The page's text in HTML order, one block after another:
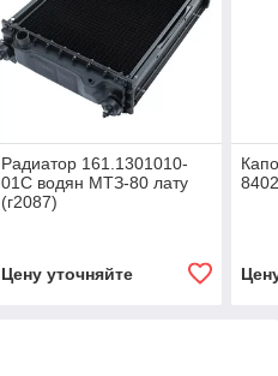
Радиатор 161.1301010-
01С водян МТЗ-80 лату
(г2087)
Цену уточняйте